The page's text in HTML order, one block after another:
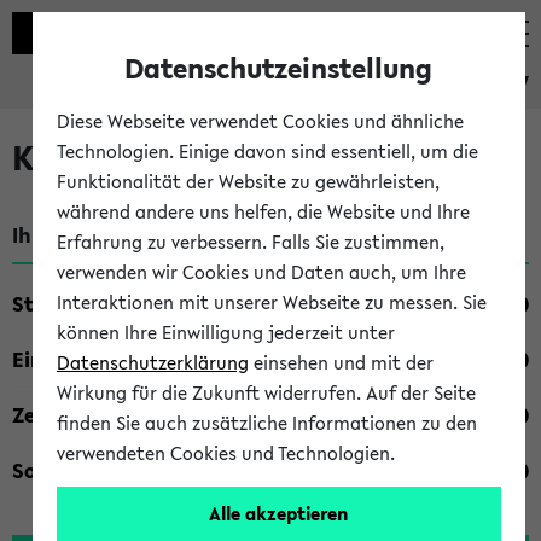
eKVV
Kombisuche im eKVV
Ihre Suchkriterien:
Studienfach
Einrichtung
Zeiten
Sonstiges
Datenschutzeinstellung
Diese Webseite verwendet Cookies und ähnliche
Technologien. Einige davon sind essentiell, um die
Funktionalität der Website zu gewährleisten,
während andere uns helfen, die Website und Ihre
Erfahrung zu verbessern. Falls Sie zustimmen,
verwenden wir Cookies und Daten auch, um Ihre
Interaktionen mit unserer Webseite zu messen. Sie
können Ihre Einwilligung jederzeit unter
Datenschutzerklärung einsehen und mit der
Wirkung für die Zukunft widerrufen. Auf der Seite
finden Sie auch zusätzliche Informationen zu den
verwendeten Cookies und Technologien.
Alle akzeptieren